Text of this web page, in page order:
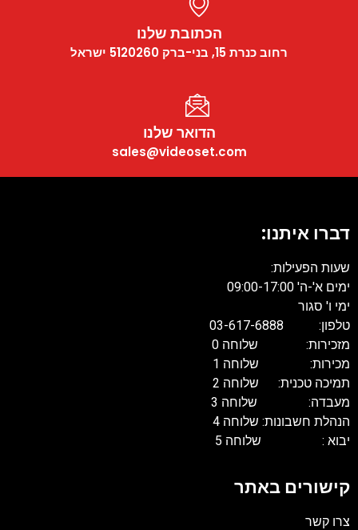
הכתובת שלנו
רחוב כנרת 15, בני-ברק 5120260 ישראל
הדואר שלנו
sales@videoset.com
איתנו:
הפעילות:
א'-ה' 09:00-17:00
ו' סגור
03-617-6888
שלוחה 0
שלוחה 1
טכנית: שלוחה 2
שלוחה 3
חשבונות: שלוחה 4
: שלוחה 5
באתר
קשר